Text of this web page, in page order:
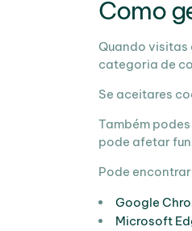
Como
Quando visitas
categoria de
Se aceitares
Também
pode afetar
Pode
Google
Microsoft